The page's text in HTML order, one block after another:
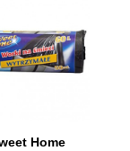
26
Home